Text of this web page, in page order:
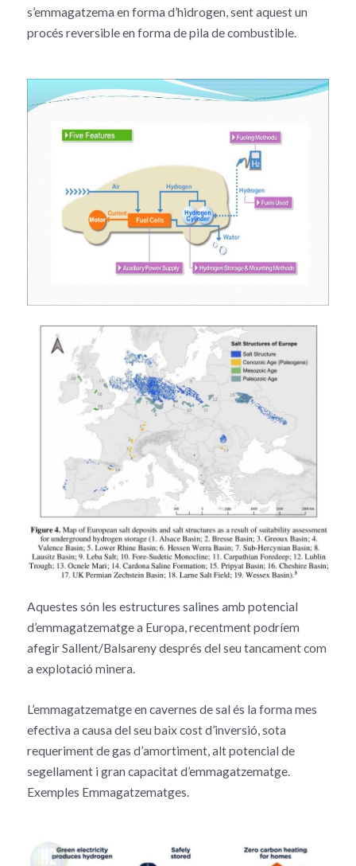
s’emmagatzema en forma d’hidrogen, sent aquest un
procés reversible en forma de pila de combustible.
Aquestes són les estructures salines amb potencial
d’emmagatzematge a Europa, recentment podríem
afegir Sallent/Balsareny després del seu tancament com
a explotació minera.
L’emmagatzematge en cavernes de sal és la forma mes
efectiva a causa del seu baix cost d’inversió, sota
requeriment de gas d’amortiment, alt potencial de
segellament i gran capacitat d’emmagatzematge.
Exemples Emmagatzematges.